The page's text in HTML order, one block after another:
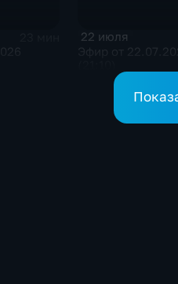
22 июля